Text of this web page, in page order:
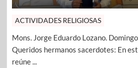
ACTIVIDADES RELIGIOSAS
Mons. Jorge Eduardo Lozano.
Queridos hermanos sacerdotes: En
reúne ...